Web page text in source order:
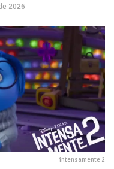
2026
intensamente 2